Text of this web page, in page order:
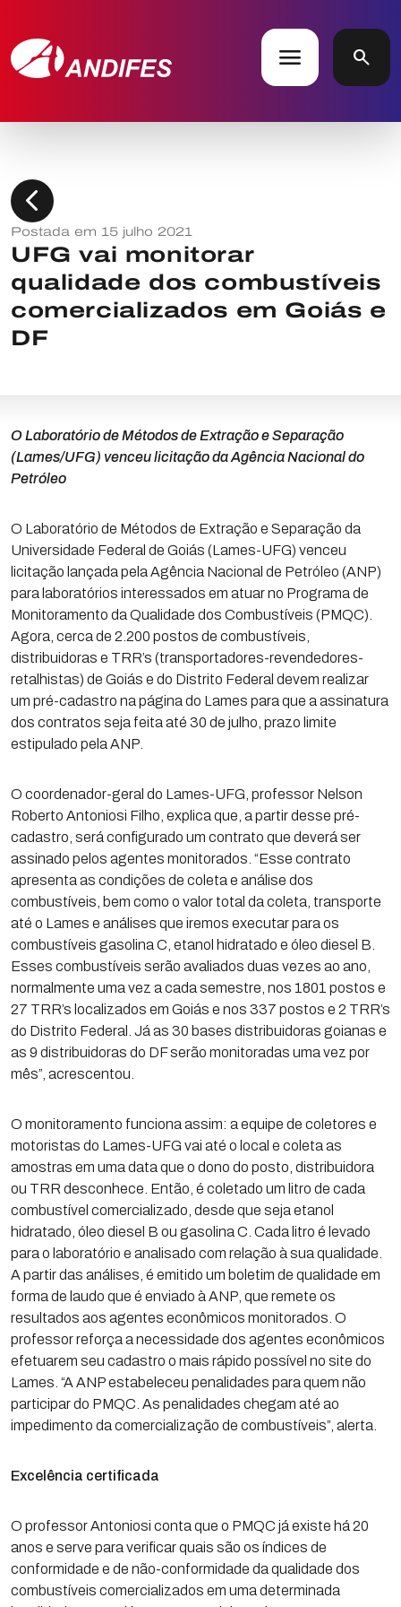
menu search
chevron_left
Postada em 15 julho 2021
UFG vai monitorar
qualidade dos combustíveis
comercializados em Goiás e
DF
O Laboratório de Métodos de Extração e Separação
(Lames/UFG) venceu licitação da Agência Nacional do
Petróleo
O Laboratório de Métodos de Extração e Separação da
Universidade Federal de Goiás (Lames-UFG) venceu
licitação lançada pela Agência Nacional de Petróleo (ANP)
para laboratórios interessados em atuar no Programa de
Monitoramento da Qualidade dos Combustíveis (PMQC).
Agora, cerca de 2.200 postos de combustíveis,
distribuidoras e TRR’s (transportadores-revendedores-
retalhistas) de Goiás e do Distrito Federal devem realizar
um pré-cadastro na página do Lames para que a assinatura
dos contratos seja feita até 30 de julho, prazo limite
estipulado pela ANP.
O coordenador-geral do Lames-UFG, professor Nelson
Roberto Antoniosi Filho, explica que, a partir desse pré-
cadastro, será configurado um contrato que deverá ser
assinado pelos agentes monitorados. “Esse contrato
apresenta as condições de coleta e análise dos
combustíveis, bem como o valor total da coleta, transporte
até o Lames e análises que iremos executar para os
combustíveis gasolina C, etanol hidratado e óleo diesel B.
Esses combustíveis serão avaliados duas vezes ao ano,
normalmente uma vez a cada semestre, nos 1801 postos e
27 TRR’s localizados em Goiás e nos 337 postos e 2 TRR’s
do Distrito Federal. Já as 30 bases distribuidoras goianas e
as 9 distribuidoras do DF serão monitoradas uma vez por
mês”, acrescentou.
O monitoramento funciona assim: a equipe de coletores e
motoristas do Lames-UFG vai até o local e coleta as
amostras em uma data que o dono do posto, distribuidora
ou TRR desconhece. Então, é coletado um litro de cada
combustível comercializado, desde que seja etanol
hidratado, óleo diesel B ou gasolina C. Cada litro é levado
para o laboratório e analisado com relação à sua qualidade.
A partir das análises, é emitido um boletim de qualidade em
forma de laudo que é enviado à ANP, que remete os
resultados aos agentes econômicos monitorados. O
professor reforça a necessidade dos agentes econômicos
efetuarem seu cadastro o mais rápido possível no site do
Lames. “A ANP estabeleceu penalidades para quem não
participar do PMQC. As penalidades chegam até ao
impedimento da comercialização de combustíveis”, alerta.
Excelência certificada
O professor Antoniosi conta que o PMQC já existe há 20
anos e serve para verificar quais são os índices de
conformidade e de não-conformidade da qualidade dos
combustíveis comercializados em uma determinada